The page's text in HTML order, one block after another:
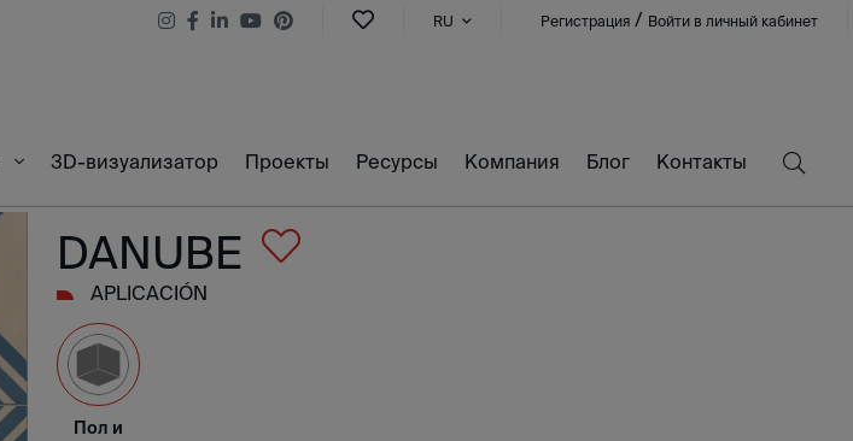
RU Регистрация / Войти в личный кабинет
3D-визуализатор Проекты Ресурсы Компания Блог Контакты
DANUBE
APLICACIÓN
Пол и